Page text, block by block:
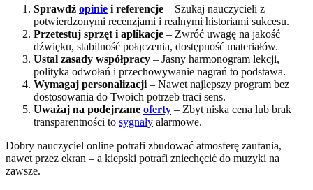
Sprawdź opinie i referencje – Szukaj nauczycieli z
potwierdzonymi recenzjami i realnymi historiami sukcesu.
Przetestuj sprzęt i aplikacje – Zwróć uwagę na jakość
dźwięku, stabilność połączenia, dostępność materiałów.
Ustal zasady współpracy – Jasny harmonogram lekcji,
polityka odwołań i przechowywanie nagrań to podstawa.
Wymagaj personalizacji – Nawet najlepszy program bez
dostosowania do Twoich potrzeb traci sens.
Uważaj na podejrzane oferty – Zbyt niska cena lub brak
transparentności to sygnały alarmowe.
Dobry nauczyciel online potrafi zbudować atmosferę zaufania,
nawet przez ekran – a kiepski potrafi zniechęcić do muzyki na
zawsze.